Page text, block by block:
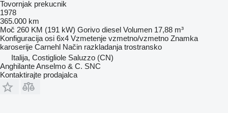
Tovornjak prekucnik
1978
365.000 km
Moč 260 KM (191 kW) Gorivo diesel Volumen 17,88 m³
Konfiguracija osi 6x4 Vzmetenje vzmetno/vzmetno Znamka
karoserije Carnehl Način razkladanja trostransko
Italija, Costigliole Saluzzo (CN)
Anghilante Anselmo & C. SNC
Kontaktirajte prodajalca